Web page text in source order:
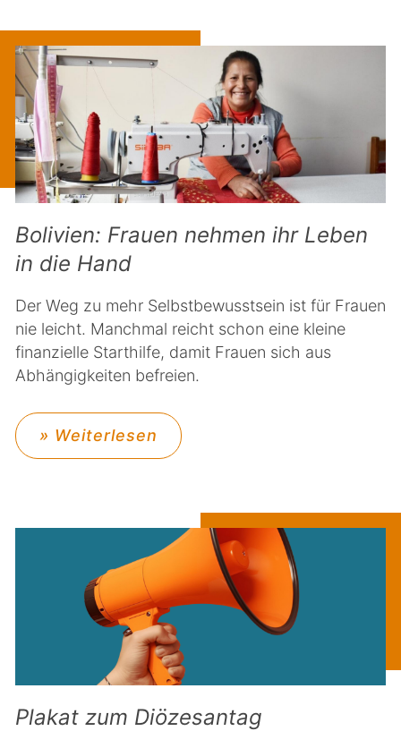
Bolivien: Frauen nehmen ihr Leben
in die Hand
Der Weg zu mehr Selbstbewusstsein ist für Frauen
nie leicht. Manchmal reicht schon eine kleine
finanzielle Starthilfe, damit Frauen sich aus
Abhängigkeiten befreien.
» Weiterlesen
Plakat zum Diözesantag